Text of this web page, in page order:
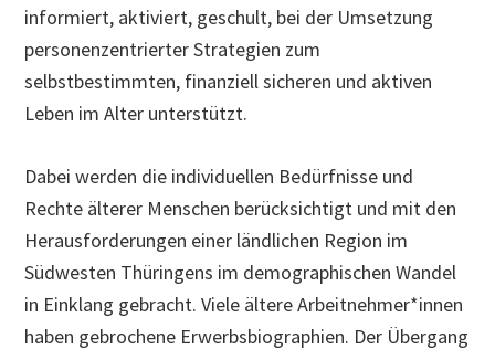
informiert, aktiviert, geschult, bei der Umsetzung
personenzentrierter Strategien zum
selbstbestimmten, finanziell sicheren und aktiven
Leben im Alter unterstützt.
Dabei werden die individuellen Bedürfnisse und
Rechte älterer Menschen berücksichtigt und mit den
Herausforderungen einer ländlichen Region im
Südwesten Thüringens im demographischen Wandel
in Einklang gebracht. Viele ältere Arbeitnehmer*innen
haben gebrochene Erwerbsbiographien. Der Übergang